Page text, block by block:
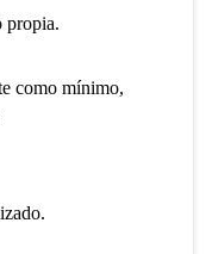
propia.
como mínimo,